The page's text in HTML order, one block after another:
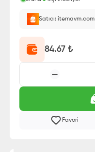
E-Pin olarak yüklenir.
Satıcı: itemavm.com
84.67 ₺
Favori